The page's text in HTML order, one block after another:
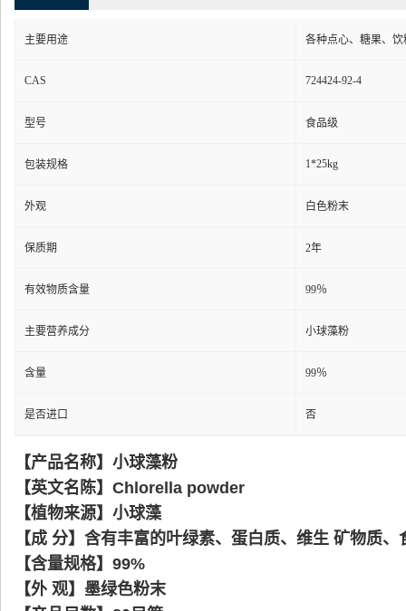
主要用途 各种点心、糖果、
CAS 724424-92-4
型号 食品级
包装规格 1*25kg
外观 白色粉末
保质期 2年
有效物质含量 99％
主要营养成分 小球藻粉
含量 99％
是否进口 否
【产品名称】小球藻粉
【英文名陈】Chlorella powder
【植物来源】小球藻
【成 分】含有丰富的叶绿素、蛋白质、维生 矿物质
【含量规格】99%
【外 观】墨绿色粉末